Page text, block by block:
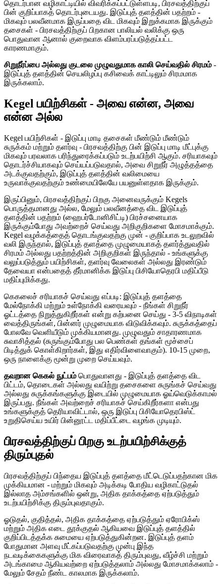
தொடர்பான வழிகாட்டியில் விவரிக்கப்பட்டுள்ளபடி, பிரசவத்திற்குப்
பின் குறிப்பாகத் தொடர்புடையது. இடுப்புத் தளத்தின் பதற்றம் -
மிகவும் பலவீனமாக இருப்பதை விட மிகவும் இறுக்கமாக இருக்கும்
தசைகள் - பிரசவத்திற்குப் பிறகான பாலியல் வலிக்கு ஒரு
பொதுவான ஆனால் குறைவாக விளம்பரப்படுத்தப்பட்ட
காரணமாகும்.
சிறுநீர்ப்பை அல்லது குடலை முழுவதுமாக காலி செய்வதில் சிரமம் -
இடுப்புத் தளத்தின் செயலிழப்பு கசிவைக் காட்டிலும் சிரமமாக
இருக்கலாம்.
Kegel பயிற்சிகள் - அவை என்ன, அவை
என்ன அல்ல
Kegel பயிற்சிகள் - இடுப்பு மாடி தசைகள் மீண்டும் மீண்டும்
சுருக்கம் மற்றும் தளர்வு - பிரசவத்திற்கு பின் இடுப்பு மாடி மீட்புக்கு
மிகவும் பரவலாக பரிந்துரைக்கப்படும் உடற்பயிற்சி ஆகும். சரியாகவும்
தொடர்ச்சியாகவும் செய்யப்படுவதால், அவை சிறுநீர் அழுத்தத்தை
அடக்குவதற்கும், இடுப்புத் தளத்தின் வலிமையை
உருவாக்குவதற்கும் உண்மையிலேயே பயனுள்ளதாக இருக்கும்.
இருப்பினும், பிரசவத்திற்குப் பிறகு அனைவருக்கும் Kegels
பொருத்தமானது அல்ல, மேலும் பலவீனத்தை விட இடுப்புத்
தளத்தின் பதற்றம் (ஹைபர்டோனிசிட்டி) பிரச்சனையாக
இருக்கும்போது அவற்றைச் செய்வது அறிகுறிகளை மோசமாக்கும்.
Kegel வழக்கத்தைத் தொடங்குவதற்கு முன் - குறிப்பாக உடலுறவில்
வலி இருந்தால், இடுப்புத் தளத்தை முழுமையாகத் தளர்த்துவதில்
சிரமம் அல்லது பதற்றத்தின் அறிகுறிகள் இருந்தால் - உங்களுக்கு
வலுப்படுத்தும் பயிற்சிகள், தளர்வு வேலைகள் அல்லது இரண்டும்
தேவையா என்பதைத் தீர்மானிக்க இடுப்பு பிசியோதெரபி மதிப்பீடு
மதிப்புமிக்கது.
கெகலைச் சரியாகச் செய்வது எப்படி: இடுப்புத் தளத்தை
மேல்நோக்கி மற்றும் உள்நோக்கி வரையவும் - நீங்கள் சிறுநீர்
ஓட்டத்தை நிறுத்துகிறீர்கள் என்று கற்பனை செய்து - 3-5 விநாடிகள்
வைத்திருங்கள், பின்னர் முழுமையாக விடுவிக்கவும். சுருக்கத்தைப்
போலவே வெளியீடும் முக்கியமானது. முழுவதும் சாதாரணமாக
சுவாசித்தல் (சுருங்கும்போது பல பெண்கள் தங்கள் மூச்சைப்
பிடித்துக் கொள்கிறார்கள், இது எதிர்விளைவாகும்). 10-15 முறை,
ஒரு நாளைக்கு மூன்று முறை செய்யவும்.
தவறான கெகல் நுட்பம் பொதுவானது - இடுப்புத் தளத்தை விட
பிட்டம், தொடைகள் அல்லது வயிற்று தசைகளை சுருங்கச் செய்வது
அல்லது சுருக்கங்களுக்கு இடையில் முழுமையாக ஓய்வெடுக்காமல்
இருப்பது. நீங்கள் அவற்றைச் சரியாகச் செய்கிறீர்களா என்பது
உங்களுக்குத் தெரியாவிட்டால், ஒரு இடுப்பு பிசியோதெரபிஸ்ட்
உறுதிசெய்ய உயிர் பின்னூட்ட மதிப்பீட்டை வழங்க முடியும்.
பிரசவத்திற்குப் பிறகு உடற்பயிற்சிக்குத்
திரும்புதல்
பிரசவத்திற்குப் பிந்தைய இடுப்புத் தளத்தை மீட்டெடுப்பதற்கான மிக
முக்கியமான - மற்றும் மிகவும் அடிக்கடி போதிய வழிகாட்டுதல்
இல்லாத அம்சங்களில் ஒன்று, அதிக தாக்கத்தை ஏற்படுத்தும்
உடற்பயிற்சிக்கு திரும்புவதாகும்.
ஓடுதல், குதித்தல், அதிக தாக்கத்தை ஏற்படுத்தும் ஏரோபிக்ஸ்
மற்றும் அதிக எடை தூக்குதல் ஆகியவை இடுப்புத் தளத்தில்
குறிப்பிடத்தக்க சுமையை ஏற்படுத்துகின்றன. இடுப்புத் தளம்
போதுமான அளவு மீட்கப்படுவதற்கு முன்பு இந்த
நடவடிக்கைகளுக்கு மிக விரைவாகத் திரும்புவது, வீழ்ச்சி மற்றும்
அடங்காமை ஆகியவற்றை ஏற்படுத்தலாம் அல்லது மோசமாக்கலாம் -
மேலும் சேதம் நீண்ட காலமாக இருக்கலாம்.